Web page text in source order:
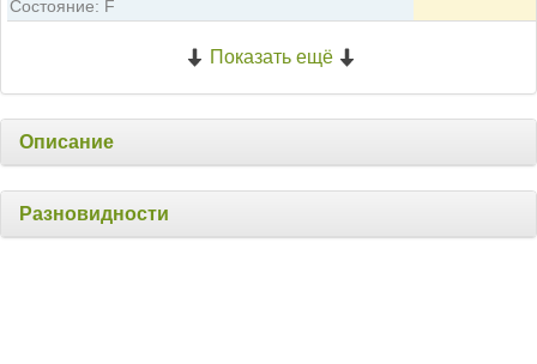
Состояние: F
Показать ещё
Описание
Разновидности